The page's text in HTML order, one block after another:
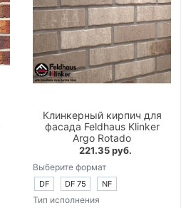
Клинкерный кирпич для
фасада Feldhaus Klinker
Argo Rotado
221.35 руб.
Выберите формат
DF DF 75 NF
Тип исполнения